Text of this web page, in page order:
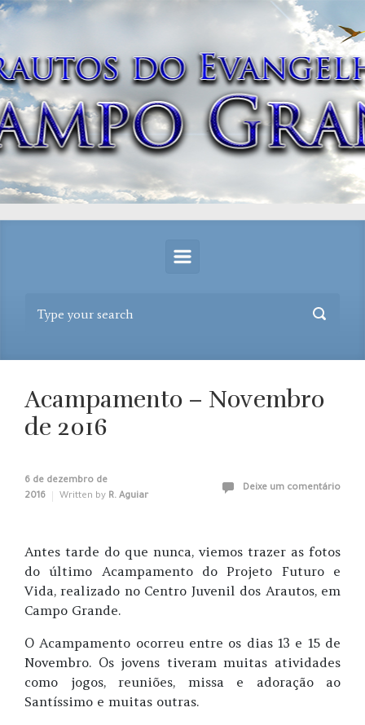
Skip to main content
Acampamento – Novembro
de 2016
6 de dezembro de
2016
Written by R. Aguiar
Deixe um comentário
Antes tarde do que nunca, viemos trazer as fotos
do último Acampamento do Projeto Futuro e
Vida, realizado no Centro Juvenil dos Arautos, em
Campo Grande.
O Acampamento ocorreu entre os dias 13 e 15 de
Novembro. Os jovens tiveram muitas atividades
como jogos, reuniões, missa e adoração ao
Santíssimo e muitas outras.